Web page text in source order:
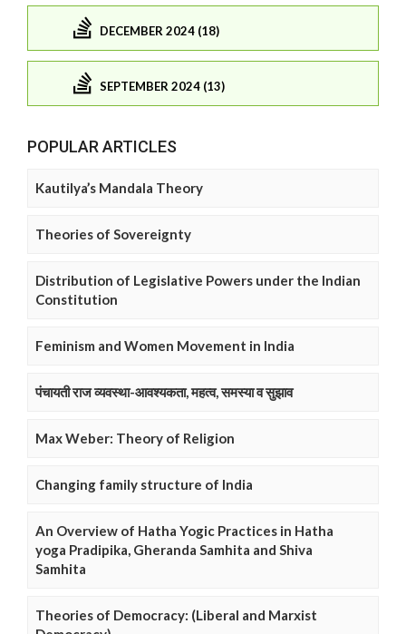
DECEMBER 2024 (18)
SEPTEMBER 2024 (13)
POPULAR ARTICLES
Kautilya’s Mandala Theory
Theories of Sovereignty
Distribution of Legislative Powers under the Indian
Constitution
Feminism and Women Movement in India
पंचायती राज व्यवस्था-आवश्यकता, महत्व, समस्या व सुझाव
Max Weber: Theory of Religion
Changing family structure of India
An Overview of Hatha Yogic Practices in Hatha
yoga Pradipika, Gheranda Samhita and Shiva
Samhita
Theories of Democracy: (Liberal and Marxist